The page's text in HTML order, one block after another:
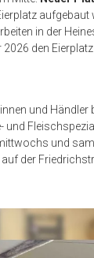
aufgebaut
in der
den Eierplatz
und Händler
und
der